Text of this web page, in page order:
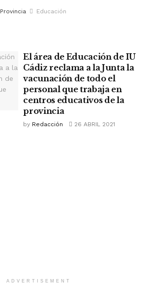
Provincia Educación
El área de Educación de IU
Cádiz reclama a la Junta la
vacunación de todo el
personal que trabaja en
centros educativos de la
provincia
by Redacción 26 ABRIL 2021
ADVERTISEMENT